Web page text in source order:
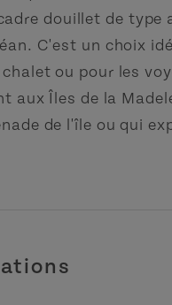
douillet de type
C'est un choix
ou pour les
aux Îles de la
de l'île ou qui